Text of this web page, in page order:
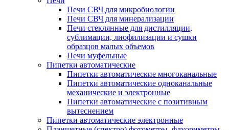
Печи СВЧ для микробиологии
Печи СВЧ для минерализации
Печи стеклянные для дистилляции,
сублимации, лиофилизации и сушки
образцов малых объемов
Печи муфельные
Пипетки автоматические
Пипетки автоматические многоканальные
Пипетки автоматические одноканальные
механические и электронные
Пипетки автоматические с позитивным
вытеснением
Пипетки автоматические электронные